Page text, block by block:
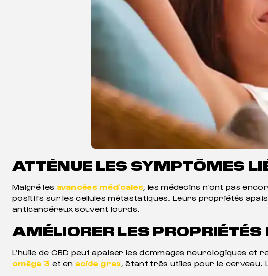
ATTÉNUE LES SYMPTÔMES
Malgré les avancées médicales, les médecins n’ont pas
positifs sur les cellules métastatiques. Leurs propriétés
anticancéreux souvent lourds.
AMÉLIORER LES
L’huile de CBD peut apaiser les dommages neurologiques
oméga 3 et en acide gras, étant très utiles pour le cerveau.